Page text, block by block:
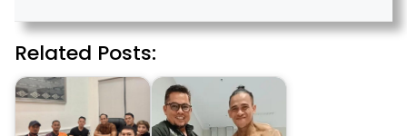
Related Posts: